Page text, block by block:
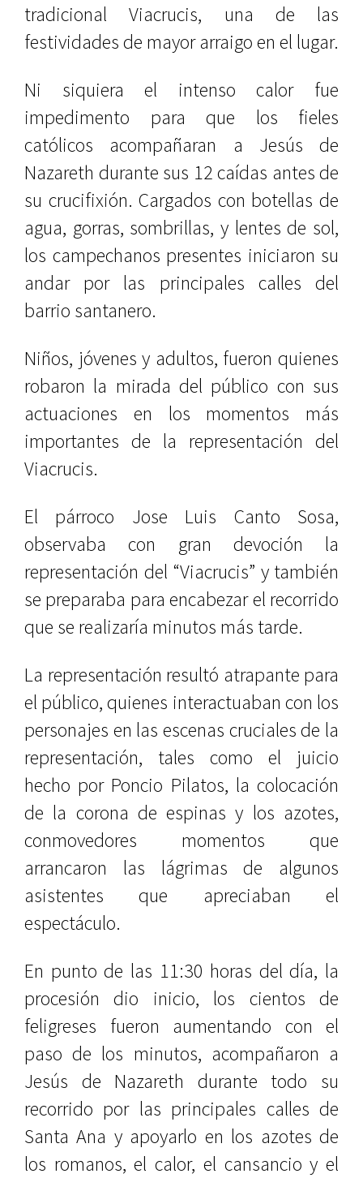
tradicional Viacrucis, una de las
festividades de mayor arraigo en el lugar.
Ni siquiera el intenso calor fue
impedimento para que los fieles
católicos acompañaran a Jesús de
Nazareth durante sus 12 caídas antes de
su crucifixión. Cargados con botellas de
agua, gorras, sombrillas, y lentes de sol,
los campechanos presentes iniciaron su
andar por las principales calles del
barrio santanero.
Niños, jóvenes y adultos, fueron quienes
robaron la mirada del público con sus
actuaciones en los momentos más
importantes de la representación del
Viacrucis.
El párroco Jose Luis Canto Sosa,
observaba con gran devoción la
representación del “Viacrucis” y también
se preparaba para encabezar el recorrido
que se realizaría minutos más tarde.
La representación resultó atrapante para
el público, quienes interactuaban con los
personajes en las escenas cruciales de la
representación, tales como el juicio
hecho por Poncio Pilatos, la colocación
de la corona de espinas y los azotes,
conmovedores momentos que
arrancaron las lágrimas de algunos
asistentes que apreciaban el
espectáculo.
En punto de las 11:30 horas del día, la
procesión dio inicio, los cientos de
feligreses fueron aumentando con el
paso de los minutos, acompañaron a
Jesús de Nazareth durante todo su
recorrido por las principales calles de
Santa Ana y apoyarlo en los azotes de
los romanos, el calor, el cansancio y el